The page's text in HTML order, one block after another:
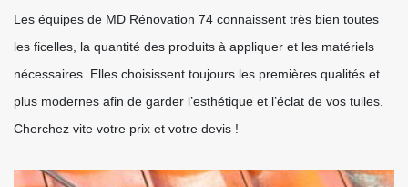
Les équipes de MD Rénovation 74 connaissent très bien toutes
les ficelles, la quantité des produits à appliquer et les matériels
nécessaires. Elles choisissent toujours les premières qualités et
plus modernes afin de garder l’esthétique et l’éclat de vos tuiles.
Cherchez vite votre prix et votre devis !